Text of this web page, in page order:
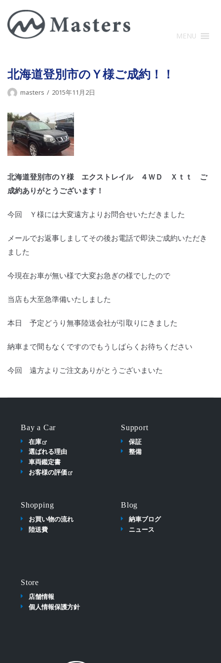
コ
ン
テ
に
ス
キ
プ
MENU
北海道登別市のＹ様ご成約！！
masters 2015年11月2日
北海道登別市のＹ様 エクストレイル ４ＷＤ Ｘｔｔ ご
成約ありがとうございます！
今回 Ｙ様には大変遠方よりお問合せいただきました
メールでお返事しましてその後お電話で即決ご成約いただき
ました
今現在お車が無い様で大変お急ぎの様でしたので
当店も大至急準備いたしました
本日 予定どうり無事陸送会社が引取りにきました
納車まで間もなくですのでもうしばらくお待ちください
今回 遠方よりご注文ありがとうございまいた
Bay a Car
在庫
選ばれる理由
車両鑑定書
お客様の評価
Support
保証
整備
Shopping
お買い物の流れ
陸送費
Blog
納車ブログ
ニュース
Store
店舗情報
個人情報保護方針